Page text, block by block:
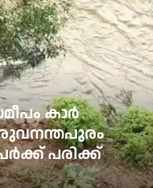
കാർ
പരിക്ക്